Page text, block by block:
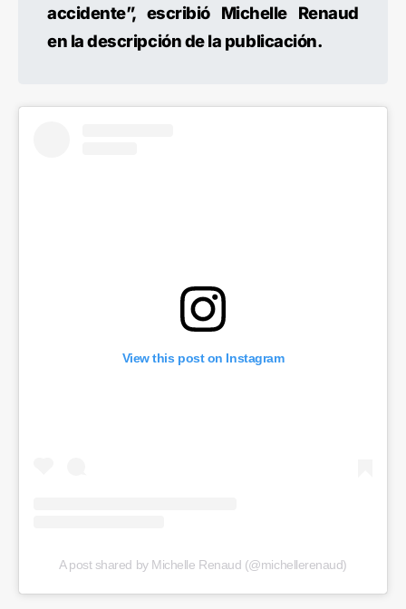
accidente”, escribió Michelle Renaud
en la descripción de la publicación.
View this post on Instagram
A post shared by Michelle Renaud (@michellerenaud)